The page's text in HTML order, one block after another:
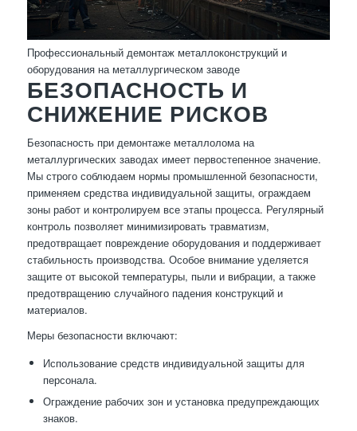
Профессиональный демонтаж металлоконструкций и
оборудования на металлургическом заводе
БЕЗОПАСНОСТЬ И
СНИЖЕНИЕ РИСКОВ
Безопасность при демонтаже металлолома на
металлургических заводах имеет первостепенное значение.
Мы строго соблюдаем нормы промышленной безопасности,
применяем средства индивидуальной защиты, ограждаем
зоны работ и контролируем все этапы процесса. Регулярный
контроль позволяет минимизировать травматизм,
предотвращает повреждение оборудования и поддерживает
стабильность производства. Особое внимание уделяется
защите от высокой температуры, пыли и вибрации, а также
предотвращению случайного падения конструкций и
материалов.
Меры безопасности включают:
Использование средств индивидуальной защиты для
персонала.
Ограждение рабочих зон и установка предупреждающих
знаков.